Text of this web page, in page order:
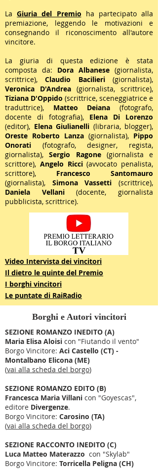
LaGiuria del Premio ha partecipato alla
premiazione, leggendo le motivazioni e
consegnando il riconoscimento all'autore
vincitore.
La giuria di questa edizione è stata
composta da: Dora Albanese (giornalista,
scrittrice),Claudio Bacilieri(giornalista),
Veronica D'Andrea (giornalista, scrittrice),
Tiziana D'Oppido (scrittrice, sceneggiatrice e
traduttrice), Matteo Deiana (fotografo,
docente di fotografia), Elena Di Lorenzo
(editor), Elena Giulianelli (libraria, blogger),
Oreste Roberto Lanza (giornalista), Pippo
Onorati (fotografo, designer, regista,
giornalista),Sergio Ragone(giornalista e
scrittore), Angelo Ricci(avvocato penalista,
scrittore), Francesco Santomauro
(giornalista), Simona Vassetti (scrittrice),
Daniela Vellani(docente, giornalista
pubblicista, scrittrice).
Video Intervista dei vincitori
Il dietro le quinte del Premio
I borghi vincitori
Le puntate di RaiRadio
Borghi e Autori vincitori
SEZIONE ROMANZO INEDITO (A)
Maria Elisa Aloisi con "Fiutando il vento"
Borgo Vincitore: Aci Castello (CT) -
Montalbano Elicona (ME)
(vai alla scheda del borgo)
SEZIONE ROMANZO EDITO (B)
Francesca Maria Villani con "Goyescas",
editore Divergenze.
Borgo Vincitore: Carosino (TA)
(vai alla scheda del borgo)
SEZIONE RACCONTO INEDITO (C)
Luca Matteo Materazzo con "Skylab"
Borgo Vincitore: Torricella Peligna (CH)